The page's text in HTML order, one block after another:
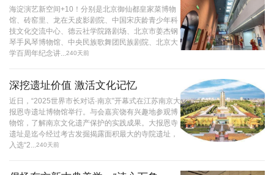
海淀演艺新空间+10！分别是北京御仙都皇家菜博物
馆、砖窑里、龙在天皮影剧院、中国宋庆龄青少年科
技文化交流中心、德云社学院路剧场、北京市姜杰钢
琴手风琴博物馆、中央民族歌舞团民族剧院、北京大
学百周年纪念讲...
240天前
深挖遗址价值 激活文化记忆
近日，“2025世界市长对话·南京”开幕式在江苏南京大
报恩寺遗址博物馆举行。与会嘉宾饶有兴趣地参观博
物馆，了解南京文化遗产保护的实践成果。大报恩寺
遗址是迄今经过考古发掘揭露面积最大的寺院遗址，
入选“2...
240天前